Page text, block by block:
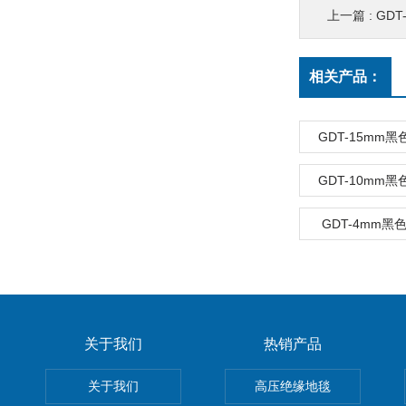
上一篇 :
相关产品：
GDT-15mm黑
GDT-10mm黑
GDT-4mm黑
关于我们
关于我们
热销产品
高压绝缘地毯